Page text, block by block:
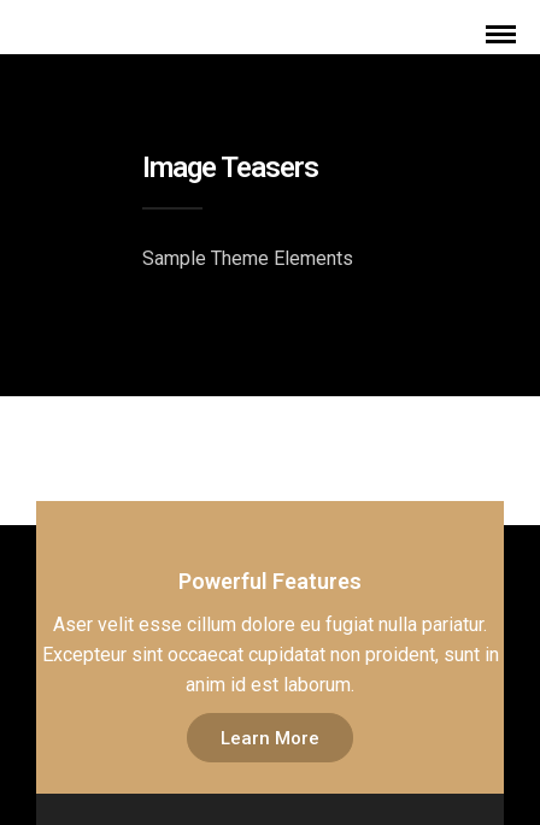
Image Teasers
Sample Theme Elements
Powerful Features
Aser velit esse cillum dolore eu fugiat nulla pariatur.
Excepteur sint occaecat cupidatat non proident, sunt in
anim id est laborum.
Learn More